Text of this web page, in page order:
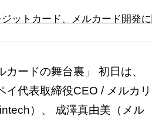
ジットカード、メルカード開発に
ードの舞台裏」 初日は、
イ代表取締役CEO / メルカリ
）、 成澤真由美（メル